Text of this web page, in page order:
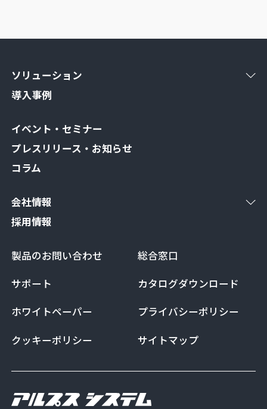
ソリューション
導入事例
イベント・セミナー
プレスリリース・お知らせ
コラム
会社情報
採用情報
製品のお問い合わせ
総合窓口
サポート
カタログダウンロード
ホワイトペーパー
プライバシーポリシー
クッキーポリシー
サイトマップ